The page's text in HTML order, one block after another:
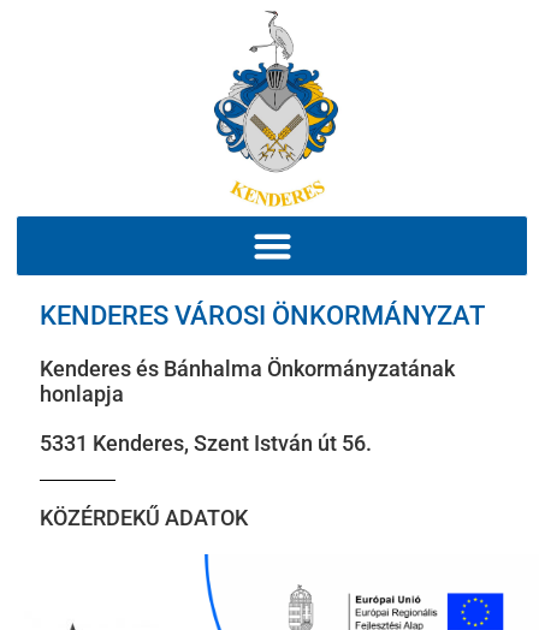
KENDERES VÁROSI ÖNKORMÁNYZAT
Kenderes és Bánhalma Önkormányzatának
honlapja
5331 Kenderes, Szent István út 56.
KÖZÉRDEKŰ ADATOK